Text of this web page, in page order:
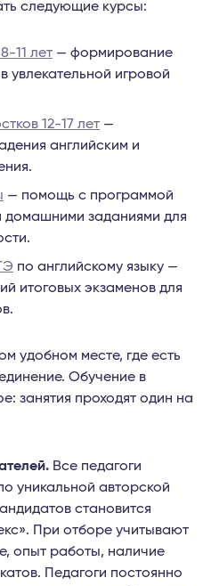
следующие курсы:
11 лет — формирование
увлекательной игровой
12-17 лет —
английским и
— помощь с программой
домашними заданиями для
по английскому языку —
итоговых экзаменов для
удобном месте, где есть
Обучение в
занятия проходят один на
Все педагоги
уникальной авторской
становится
При отборе учитывают
опыт работы, наличие
Педагоги постоянно